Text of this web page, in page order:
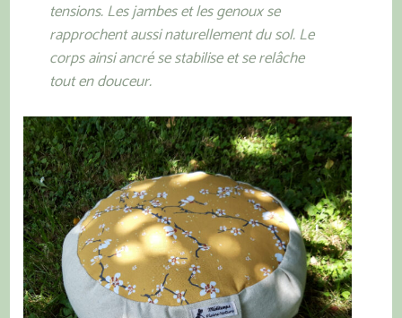
tensions. Les jambes et les genoux se
rapprochent aussi naturellement du sol. Le
corps ainsi ancré se stabilise et se relâche
tout en douceur.